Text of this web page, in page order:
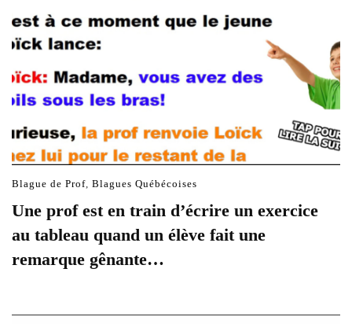
Blague de Prof, Blagues Québécoises
Une prof est en train d’écrire un exercice
au tableau quand un élève fait une
remarque gênante…